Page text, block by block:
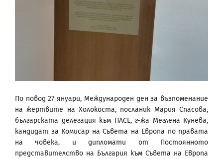
По повод 27 януари, Международен ден за възпоменание
на жертвите на Холокоста, посланик Мария Спасова,
българската делегация към ПАСЕ, г-жа Меглена Кунева,
кандидат за Комисар на Съвета на Европа по правата
на човека, и дипломати от Постоянното
представителство на България към Съвета на Европа